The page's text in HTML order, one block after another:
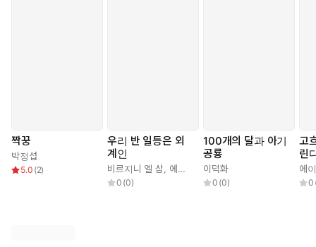
짝꿍
박정섭
5.0 (2)
우리 반 일등은 외
계인
비르지니 엘 삼 에스텔 비용 스파뇰
0 (0)
100개의 달과 아기
공룡
이덕화
0 (0)
고
린
에
0